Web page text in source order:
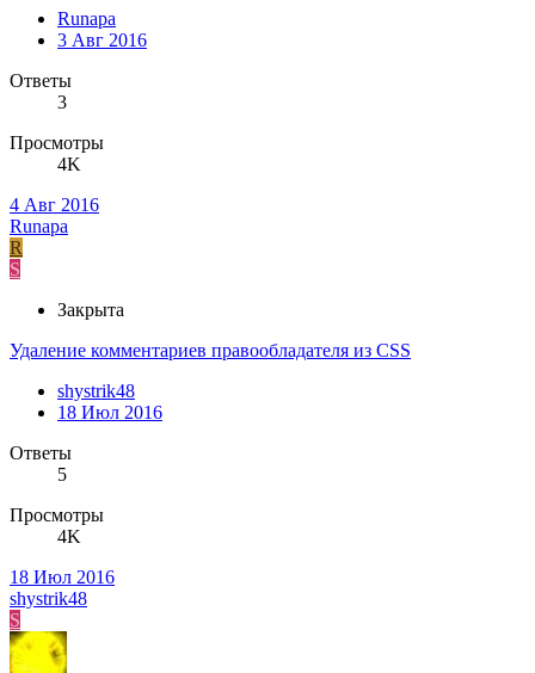
Runapa
3 Авг 2016
Ответы
3
Просмотры
4K
4 Авг 2016
Runapa
R
S
Закрыта
Удаление комментариев правообладателя из CSS
shystrik48
18 Июл 2016
Ответы
5
Просмотры
4K
18 Июл 2016
shystrik48
S